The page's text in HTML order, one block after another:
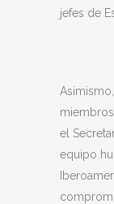
el
equipo